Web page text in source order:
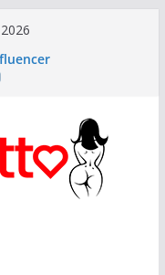
del culetto più
del pop mondiale